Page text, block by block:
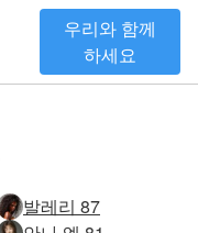
우리와 함께
하세요
발레리 87